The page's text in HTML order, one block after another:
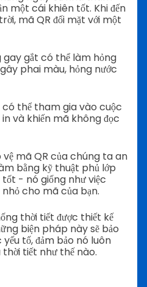
một cái khiên tốt. Khi đến
mã QR đối mặt với một
gay gắt có thể làm hỏng
phai màu, hỏng nước
có thể tham gia vào cuộc
và khiến mã không đọc
vệ mã QR của chúng ta an
bằng kỹ thuật phủ lớp
- nó giống như việc
cho mã của bạn.
thời tiết được thiết kế
biện pháp này sẽ bảo
tố, đảm bảo nó luôn
tiết như thế nào.